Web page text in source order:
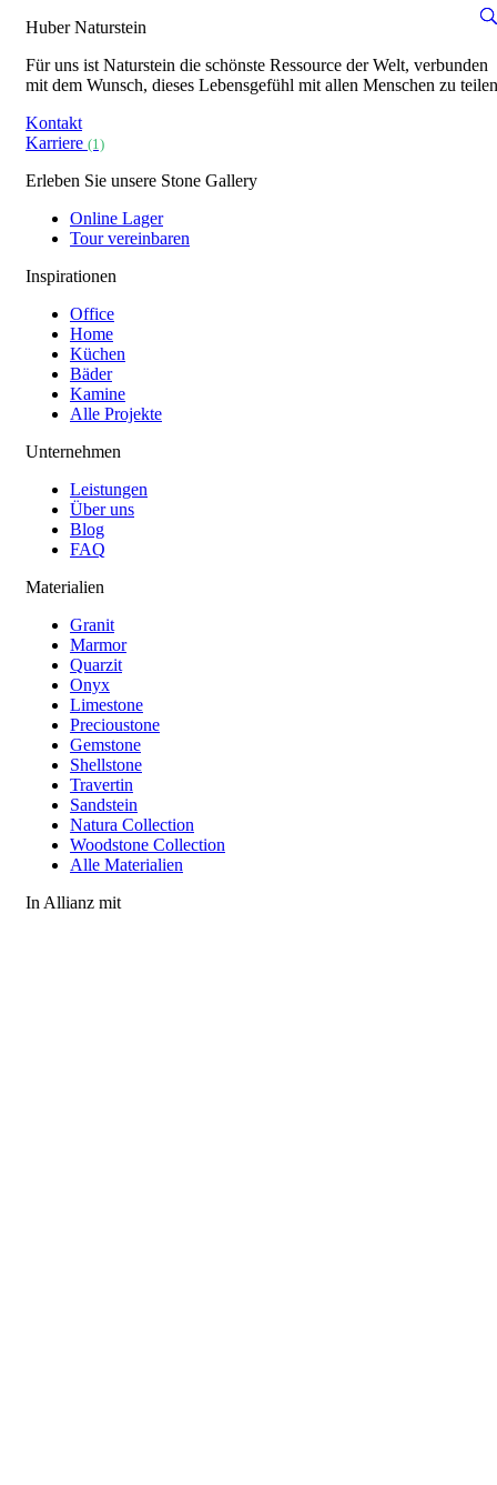
Huber Naturstein
Für uns ist Naturstein die schönste Ressource der Welt, verbunden
mit dem Wunsch, dieses Lebensgefühl mit allen Menschen zu
Kontakt
Karriere (1)
Erleben Sie unsere Stone Gallery
Online Lager
Tour vereinbaren
Inspirationen
Office
Home
Küchen
Bäder
Kamine
Alle Projekte
Unternehmen
Leistungen
Über uns
Blog
FAQ
Materialien
Granit
Marmor
Quarzit
Onyx
Limestone
Precioustone
Gemstone
Shellstone
Travertin
Sandstein
Natura Collection
Woodstone Collection
Alle Materialien
In Allianz mit